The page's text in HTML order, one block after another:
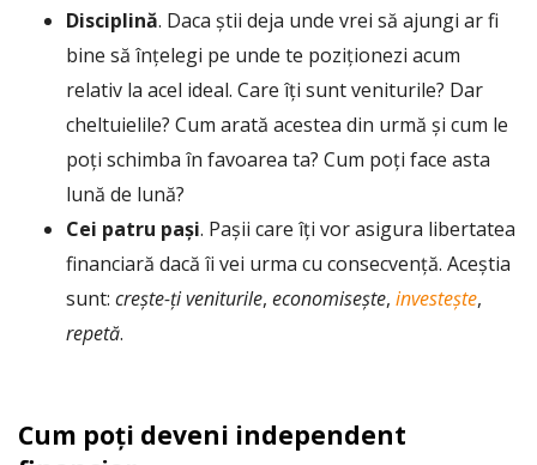
Disciplină. Daca știi deja unde vrei să ajungi ar fi
bine să înțelegi pe unde te poziționezi acum
relativ la acel ideal. Care îți sunt veniturile? Dar
cheltuielile? Cum arată acestea din urmă și cum le
poți schimba în favoarea ta? Cum poți face asta
lună de lună?
Cei patru pași. Pașii care îți vor asigura libertatea
financiară dacă îi vei urma cu consecvență. Aceștia
sunt: crește-ți veniturile, economisește, investește,
repetă.
Cum poți deveni independent